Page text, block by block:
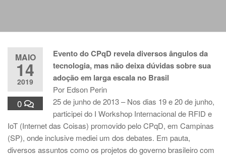
MAIO
14
2019
0
Evento do CPqD revela diversos ângulos da
tecnologia, mas não deixa dúvidas sobre sua
adoção em larga escala no Brasil
Por Edson Perin
25 de junho de 2013 – Nos dias 19 e 20 de junho,
participei do I Workshop Internacional de RFID e
IoT (Internet das Coisas) promovido pelo CPqD, em Campinas
(SP), onde inclusive mediei um dos debates. Em pauta,
diversos assuntos como os projetos do governo brasileiro com